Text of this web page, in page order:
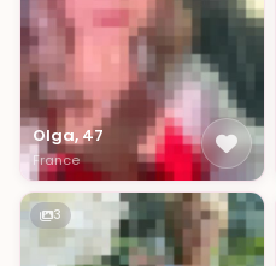
Olga, 47
France
3